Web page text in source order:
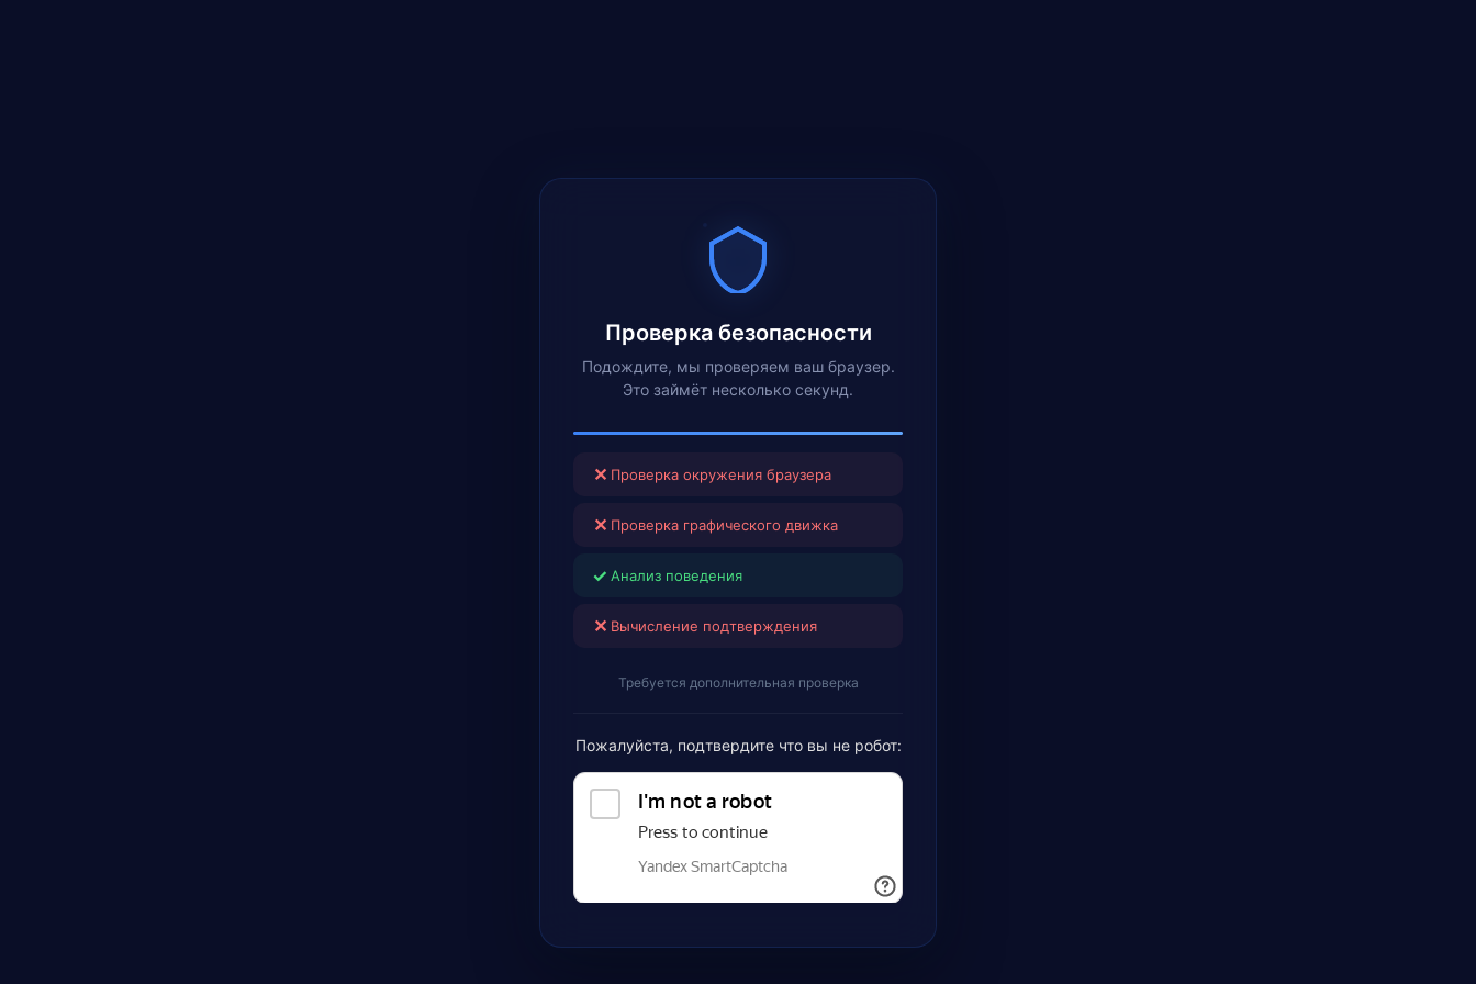
Проверка безопасности
Подождите, мы проверяем ваш браузер.
Это займёт несколько секунд.
✕ Проверка окружения браузера
✕ Проверка графического движка
✓ Анализ поведения
✕ Вычисление подтверждения
Требуется дополнительная проверка
Пожалуйста, подтвердите что вы не робот: